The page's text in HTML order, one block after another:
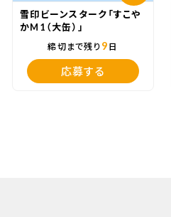
雪印ビーンスターク「すこや
かM1（大缶）」
締切まで残り 9 日
応募する